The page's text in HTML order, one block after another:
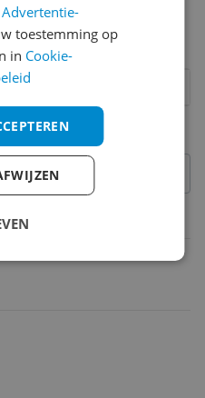
kenmerken
6
van 4
Advertentie-
toestemming op
in Cookie-